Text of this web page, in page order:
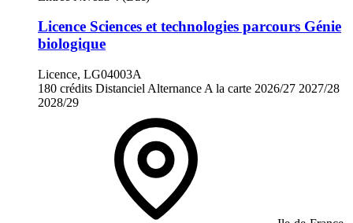
Licence Sciences et technologies parcours Génie
biologique
Licence, LG04003A
180 crédits Distanciel Alternance A la carte 2026/27 2027/28
2028/29